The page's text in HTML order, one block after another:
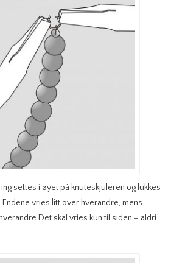
settes i øyet på knuteskjuleren og lukkes
vries litt over hverandre, mens
skal vries kun til siden – aldri